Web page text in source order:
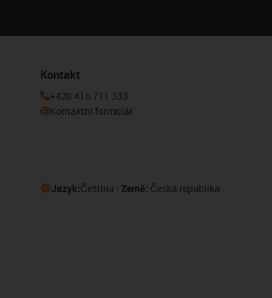
Kontakt
+420 416 711 333
Kontaktní formulář
Jazyk:Čeština Země: Česká republika